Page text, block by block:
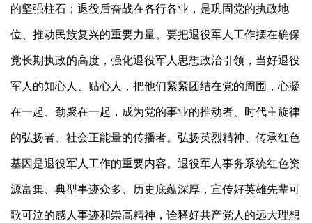
的坚强柱石；退役后奋战在各行各业，是巩固党的执政地
位、推动民族复兴的重要力量。要把退役军人工作摆在确保
党长期执政的高度，强化退役军人思想政治引领，当好退役
军人的知心人、贴心人，把他们紧紧团结在党的周围，心凝
在一起、劲聚在一起，成为党的事业的推动者、时代主旋律
的弘扬者、社会正能量的传播者。弘扬英烈精神、传承红色
基因是退役军人工作的重要内容。退役军人事务系统红色资
源富集、典型事迹众多、历史底蕴深厚，宣传好英雄先辈可
歌可泣的感人事迹和崇高精神，诠释好共产党人的远大理想